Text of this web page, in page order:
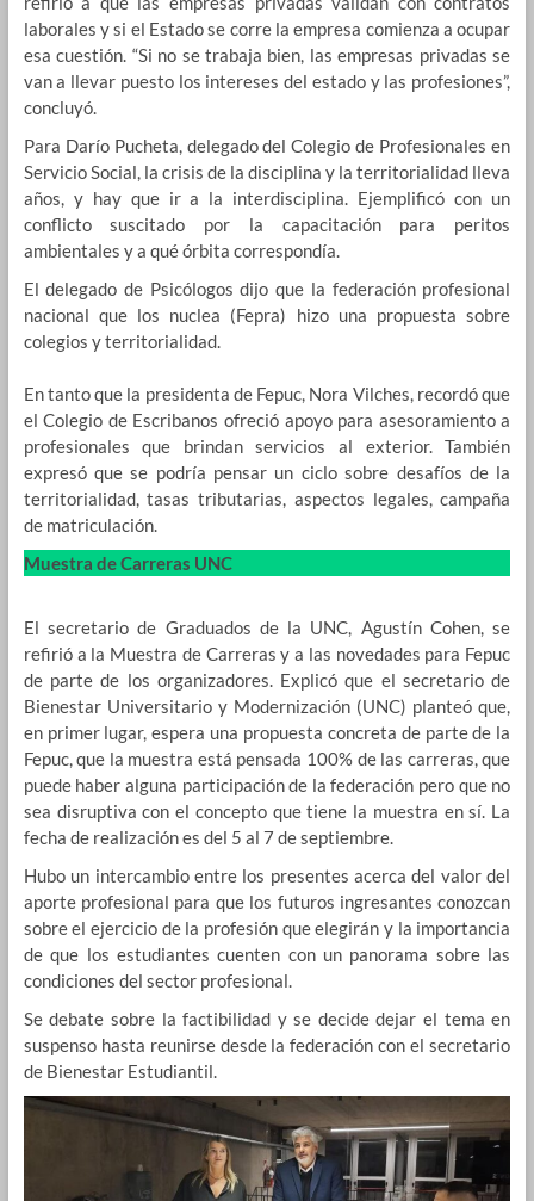
laborales y si el Estado se corre la empresa comienza a ocupar
esa cuestión. “Si no se trabaja bien, las empresas privadas se
van a llevar puesto los intereses del estado y las profesiones”,
concluyó.
Para Darío Pucheta, delegado del Colegio de Profesionales en
Servicio Social, la crisis de la disciplina y la territorialidad lleva
años, y hay que ir a la interdisciplina. Ejemplificó con un
conflicto suscitado por la capacitación para peritos
ambientales y a qué órbita correspondía.
El delegado de Psicólogos dijo que la federación profesional
nacional que los nuclea (Fepra) hizo una propuesta sobre
colegios y territorialidad.
En tanto que la presidenta de Fepuc, Nora Vilches, recordó que
el Colegio de Escribanos ofreció apoyo para asesoramiento a
profesionales que brindan servicios al exterior. También
expresó que se podría pensar un ciclo sobre desafíos de la
territorialidad, tasas tributarias, aspectos legales, campaña
de matriculación.
Muestra de Carreras UNC
El secretario de Graduados de la UNC, Agustín Cohen, se
refirió a la Muestra de Carreras y a las novedades para Fepuc
de parte de los organizadores. Explicó que el secretario de
Bienestar Universitario y Modernización (UNC) planteó que,
en primer lugar, espera una propuesta concreta de parte de la
Fepuc, que la muestra está pensada 100% de las carreras, que
puede haber alguna participación de la federación pero que no
sea disruptiva con el concepto que tiene la muestra en sí. La
fecha de realización es del 5 al 7 de septiembre.
Hubo un intercambio entre los presentes acerca del valor del
aporte profesional para que los futuros ingresantes conozcan
sobre el ejercicio de la profesión que elegirán y la importancia
de que los estudiantes cuenten con un panorama sobre las
condiciones del sector profesional.
Se debate sobre la factibilidad y se decide dejar el tema en
suspenso hasta reunirse desde la federación con el secretario
de Bienestar Estudiantil.